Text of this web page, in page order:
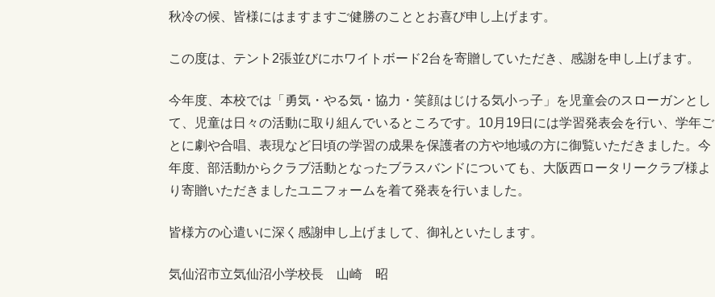
秋冷の候、皆様にはますますご健勝のこととお喜び申し上げます。
この度は、テント2張並びにホワイトボード2台を寄贈していただき、感謝を申し上げます。
今年度、本校では「勇気・やる気・協力・笑顔はじける気小っ子」を児童会のスローガンとし
て、児童は日々の活動に取り組んでいるところです。10月19日には学習発表会を行い、学年ご
とに劇や合唱、表現など日頃の学習の成果を保護者の方や地域の方に御覧いただきました。今
年度、部活動からクラブ活動となったブラスバンドについても、大阪西ロータリークラブ様よ
り寄贈いただきましたユニフォームを着て発表を行いました。
皆様方の心遣いに深く感謝申し上げまして、御礼といたします。
気仙沼市立気仙沼小学校長 山崎 昭